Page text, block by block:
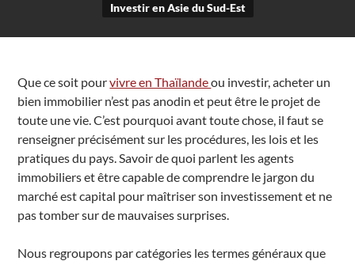
Investir en Asie du Sud-Est
Que ce soit pourvivre en Thaïlandeou investir, acheter un
bien immobilier n’est pas anodin et peut être le projet de
toute une vie. C’est pourquoi avant toute chose, il faut se
renseigner précisément sur les procédures, les lois et les
pratiques du pays. Savoir de quoi parlent les agents
immobiliers et être capable de comprendre le jargon du
marché est capital pour maîtriser son investissement et ne
pas tomber sur de mauvaises surprises.
Nous regroupons par catégories les termes généraux que